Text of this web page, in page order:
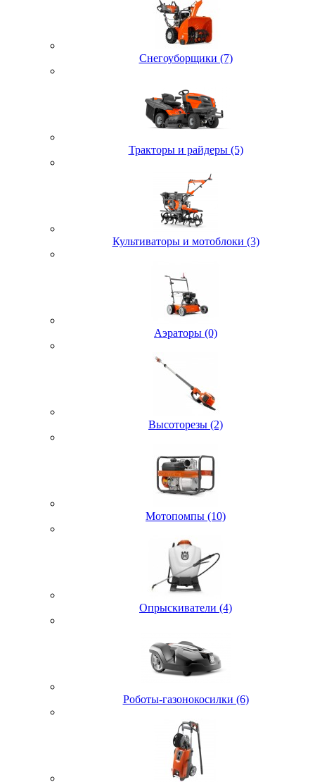
Снегоуборщики (7)
Тракторы и райдеры (5)
Культиваторы и мотоблоки (3)
Аэраторы (0)
Высоторезы (2)
Мотопомпы (10)
Опрыскиватели (4)
Роботы-газонокосилки (6)